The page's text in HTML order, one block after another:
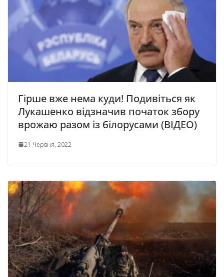
Гірше вже нема куди! Подивіться як
Лукашенко відзначив початок збору
врожаю разом із білорусами (ВІДЕО)
21 Червня, 2022